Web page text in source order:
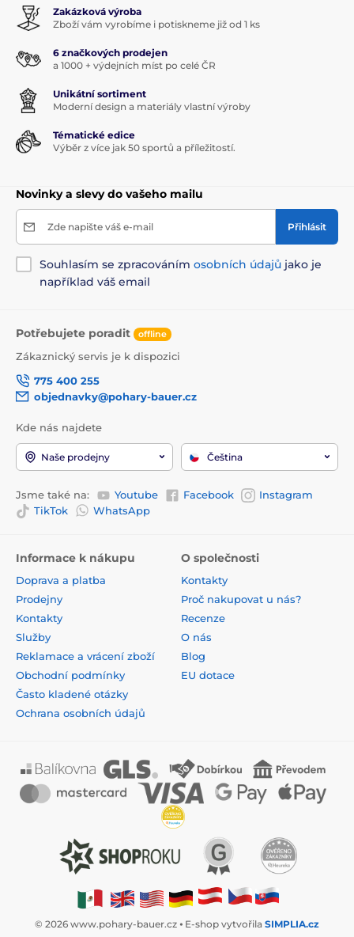
Zakázková výroba
Zboží vám vyrobíme i potiskneme již od 1 ks
6 značkových prodejen
a 1000 + výdejních míst po celé ČR
Unikátní sortiment
Moderní design a materiály vlastní výroby
Tématické edice
Výběr z více jak 50 sportů a příležitostí.
Novinky a slevy do vašeho mailu
Zde napište váš e-mail Přihlásit
Souhlasím se zpracováním osobních údajů jako je
například váš email
Potřebujete poradit offline
Zákaznický servis je k dispozici
775 400 255
objednavky@pohary-bauer.cz
Kde nás najdete
Naše prodejny Čeština
Jsme také na: Youtube Facebook
Instagram
TikTok
WhatsApp
Informace k nákupu
Doprava a platba
Prodejny
Kontakty
Služby
Reklamace a vrácení zboží
Obchodní podmínky
Často kladené otázky
Ochrana osobních údajů
O společnosti
Kontakty
Proč nakupovat u nás?
Recenze
O nás
Blog
EU dotace
© 2026 www.pohary-bauer.cz ⦁ E-shop vytvořila SIMPLIA.cz